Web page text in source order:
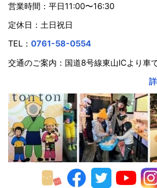
2021年
2020年
2019年
2018年
2016年
2015年
2014年
営業時間：平日11:00〜16:30
定休日：土日祝日
TEL： 0761-58-0554
交通のご案内：国道8号線東山ICより車